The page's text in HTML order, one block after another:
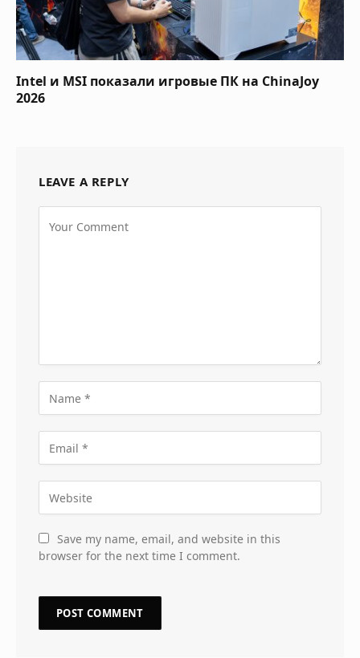
Intel и MSI показали игровые ПК на ChinaJoy
2026
LEAVE A REPLY
Save my name, email, and website in this
browser for the next time I comment.